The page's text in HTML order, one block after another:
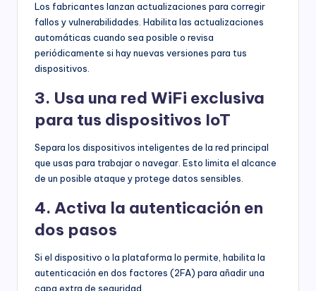
Los fabricantes lanzan actualizaciones para corregir
fallos y vulnerabilidades. Habilita las actualizaciones
automáticas cuando sea posible o revisa
periódicamente si hay nuevas versiones para tus
dispositivos.
3. Usa una red WiFi exclusiva
para tus dispositivos IoT
Separa los dispositivos inteligentes de la red principal
que usas para trabajar o navegar. Esto limita el alcance
de un posible ataque y protege datos sensibles.
4. Activa la autenticación en
dos pasos
Si el dispositivo o la plataforma lo permite, habilita la
autenticación en dos factores (2FA) para añadir una
capa extra de seguridad.